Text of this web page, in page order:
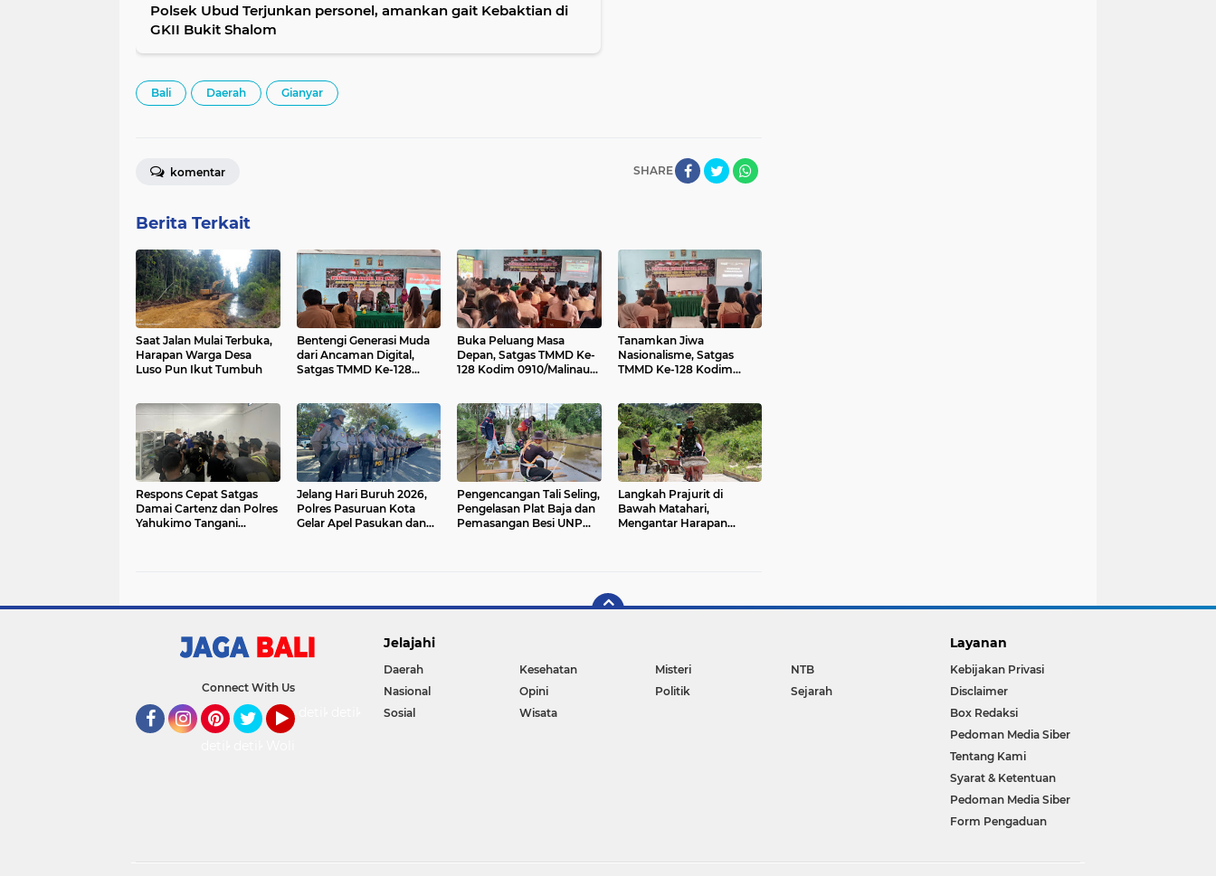
Polsek Ubud Terjunkan personel, amankan gait Kebaktian di
GKII Bukit Shalom
Bali Daerah Gianyar
SHARE
komentar
Berita Terkait
Saat Jalan Mulai Terbuka,
Harapan Warga Desa
Luso Pun Ikut Tumbuh
Bentengi Generasi Muda
dari Ancaman Digital,
Satgas TMMD Ke-128
Online
Buka Peluang Masa
Depan, Satgas TMMD Ke-
128 Kodim 0910/Malinau
Negeri 3 Malinau
Tanamkan Jiwa
Nasionalisme, Satgas
TMMD Ke-128 Kodim
Bela Negara
Respons Cepat Satgas
Damai Cartenz dan Polres
Yahukimo Tangani
Jelang Hari Buruh 2026,
Polres Pasuruan Kota
Gelar Apel Pasukan dan
Pengencangan Tali Seling,
Pengelasan Plat Baja dan
Pemasangan Besi UNP
Langkah Prajurit di
Bawah Matahari,
Mengantar Harapan
Connect With Us
detikTravel
Jelajahi
Daerah Kesehatan Misteri
NTB
Nasional
Opini Politik
Sejarah
Sosial
Wisata
Layanan
Kebijakan Privasi
Disclaimer
Box Redaksi
Pedoman Media Siber
Tentang Kami
Syarat & Ketentuan
Pedoman Media Siber
Form Pengaduan